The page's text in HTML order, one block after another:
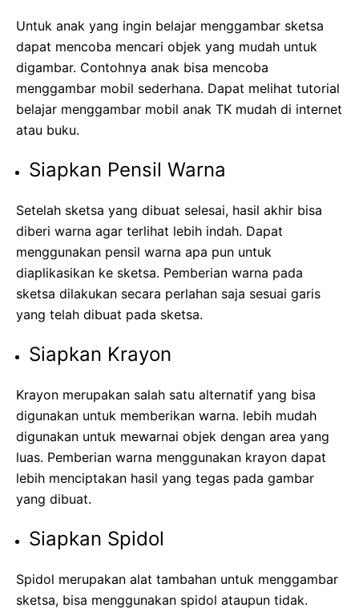
Untuk anak yang ingin belajar menggambar sketsa
dapat mencoba mencari objek yang mudah untuk
digambar. Contohnya anak bisa mencoba
menggambar mobil sederhana. Dapat melihat tutorial
belajar menggambar mobil anak TK mudah di internet
atau buku.
Siapkan Pensil Warna
Setelah sketsa yang dibuat selesai, hasil akhir bisa
diberi warna agar terlihat lebih indah. Dapat
menggunakan pensil warna apa pun untuk
diaplikasikan ke sketsa. Pemberian warna pada
sketsa dilakukan secara perlahan saja sesuai garis
yang telah dibuat pada sketsa.
Siapkan Krayon
Krayon merupakan salah satu alternatif yang bisa
digunakan untuk memberikan warna. lebih mudah
digunakan untuk mewarnai objek dengan area yang
luas. Pemberian warna menggunakan krayon dapat
lebih menciptakan hasil yang tegas pada gambar
yang dibuat.
Siapkan Spidol
Spidol merupakan alat tambahan untuk menggambar
sketsa, bisa menggunakan spidol ataupun tidak.